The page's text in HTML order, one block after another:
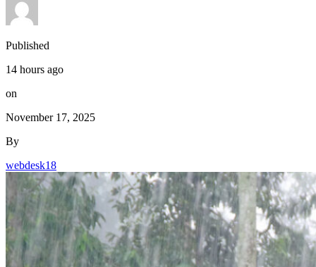
Published
14 hours ago
on
November 17, 2025
By
webdesk18